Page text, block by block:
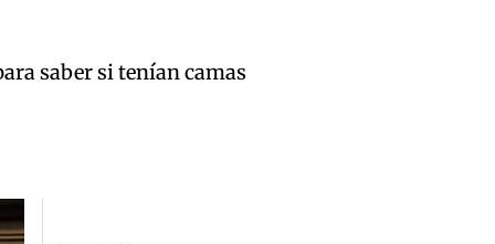
saber si tenían camas